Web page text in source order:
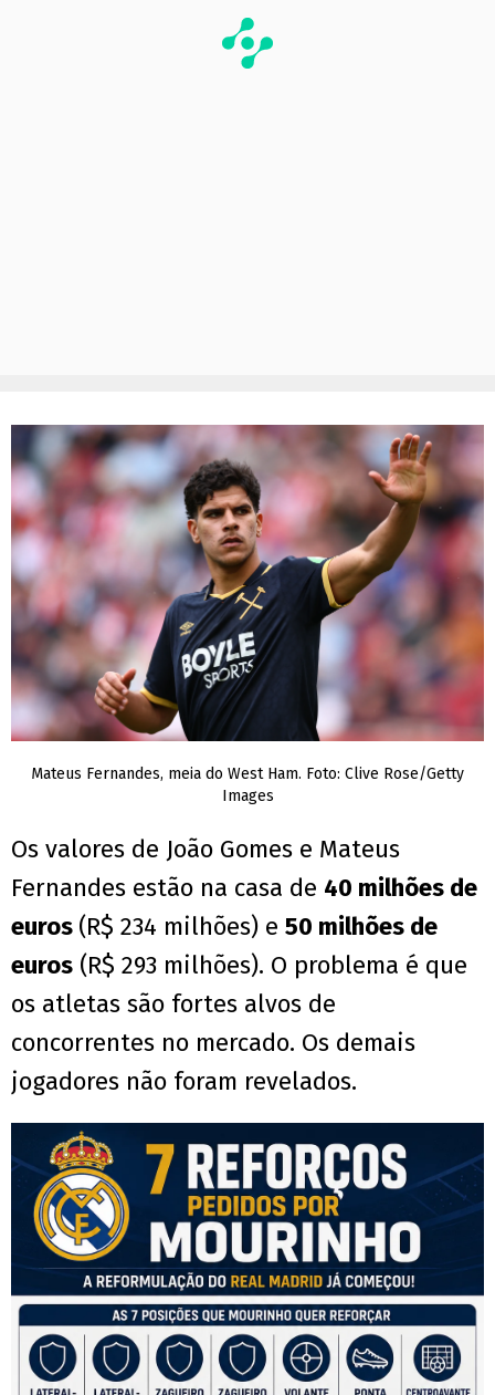
Mateus Fernandes, meia do West Ham. Foto: Clive Rose/Getty
Images
Os valores de João Gomes e Mateus
Fernandes estão na casa de 40 milhões de
euros (R$ 234 milhões) e 50 milhões de
euros (R$ 293 milhões). O problema é que
os atletas são fortes alvos de
concorrentes no mercado. Os demais
jogadores não foram revelados.